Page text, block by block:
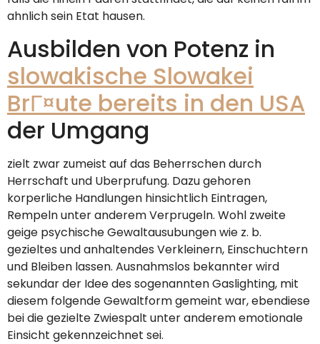
ahnlich sein Etat hausen.
Ausbilden von Potenz in
slowakische Slowakei
BrГ¤ute bereits in den USA
der Umgang
zielt zwar zumeist auf das Beherrschen durch
Herrschaft und Uberprufung. Dazu gehoren
korperliche Handlungen hinsichtlich Eintragen,
Rempeln unter anderem Verprugeln. Wohl zweite
geige psychische Gewaltausubungen wie z. b.
gezieltes und anhaltendes Verkleinern, Einschuchtern
und Bleiben lassen. Ausnahmslos bekannter wird
sekundar der Idee des sogenannten Gaslighting, mit
diesem folgende Gewaltform gemeint war, ebendiese
bei die gezielte Zwiespalt unter anderem emotionale
Einsicht gekennzeichnet sei.